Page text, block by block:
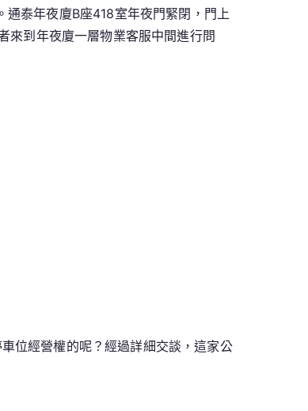
通泰年夜廈B座418室年夜門緊閉，門上
來到年夜廈一層物業客服中間進行問
位經營權的呢？經過詳細交談，這家公